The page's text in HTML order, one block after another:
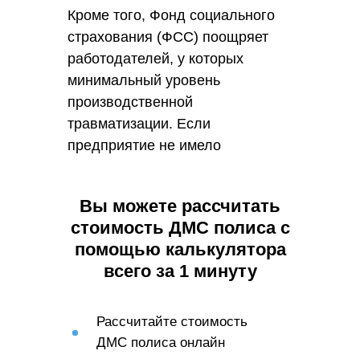
Кроме того, Фонд социального
страхования (ФСС) поощряет
работодателей, у которых
минимальный уровень
производственной
травматизации. Если
предприятие не имело
работодатель может
претендовать на снижение
страхового тарифа. Это
является стимулом для
дополнительные усилия для
обеспечения безопасности и
Рассчитайте стоимость
ДМС полиса онлайн
Вы можете рассчитать
стоимость ДМС полиса с
помощью калькулятора
всего за 1 минуту